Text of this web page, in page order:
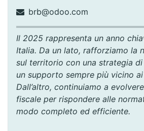
brb@odoo.com
Il 2025 rappresenta un anno
Italia. Da un lato, rafforziamo la
sul territorio con una strategia
un supporto sempre più vicino
Dall’altro, continuiamo a
fiscale per rispondere alle
modo completo ed efficiente.